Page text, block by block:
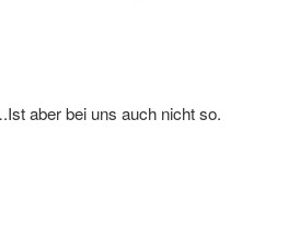
aber bei uns auch nicht so.